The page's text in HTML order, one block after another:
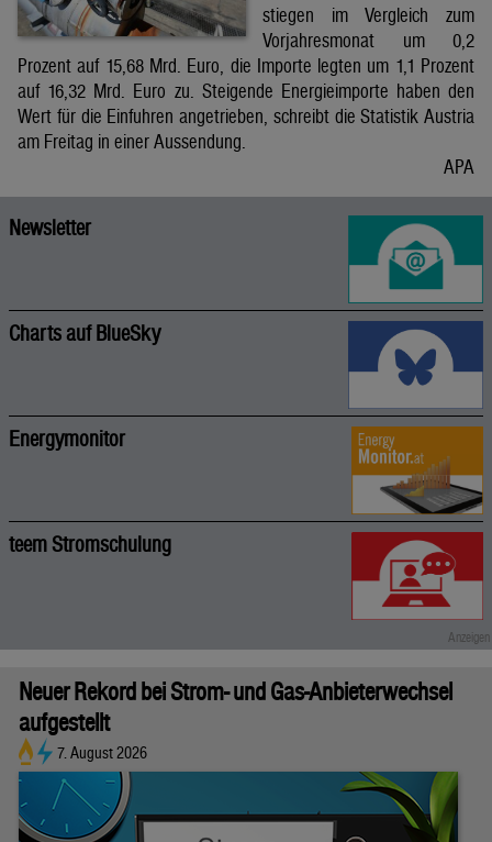
stiegen im Vergleich zum
Vorjahresmonat um 0,2
Prozent auf 15,68 Mrd. Euro, die Importe legten um 1,1 Prozent
auf 16,32 Mrd. Euro zu. Steigende Energieimporte haben den
Wert für die Einfuhren angetrieben, schreibt die Statistik Austria
am Freitag in einer Aussendung.
APA
Newsletter
Charts auf BlueSky
Energymonitor
teem Stromschulung
Neuer Rekord bei Strom- und Gas-Anbieterwechsel
aufgestellt
7. August 2026